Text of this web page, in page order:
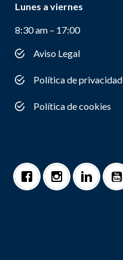
Lunes a viernes
8:30 am – 17:00
Aviso Legal
Política de privacidad
Política de cookies